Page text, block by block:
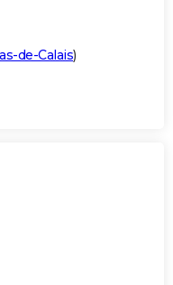
de-Calais)